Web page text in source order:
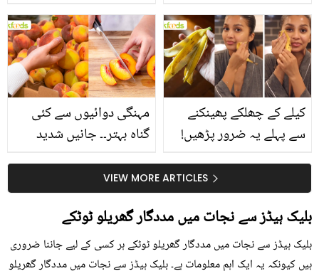
سے متعلق غلط فہمیوں کی
حقیقت کیا ہے اور افواہ
کیا؟
بتائے راز
مہنگی دوائیوں سے کئی
گناہ بہتر۔۔ جانیں شدید
کیوں کھانا چاہیے؟
کیلے کے چھلکے پھینکنے
سے پہلے یہ ضرور پڑھیں!
سستا اور قدرتی حلVIEW MORE ARTICLES
بلیک ہیڈز سے نجات میں مددگار گھریلو ٹوٹکے
بلیک ہیڈز سے نجات میں مددگار گھریلو ٹوٹکے ہر کسی کے لیے جاننا ضروری
ہیں کیونکہ یہ ایک اہم معلومات ہے۔ بلیک ہیڈز سے نجات میں مددگار گھریلو